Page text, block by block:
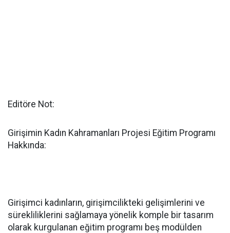
Editöre Not:
Girişimin Kadın Kahramanları Projesi Eğitim Programı
Hakkında:
Girişimci kadınların, girişimcilikteki gelişimlerini ve
sürekliliklerini sağlamaya yönelik komple bir tasarım
olarak kurgulanan eğitim programı beş modülden